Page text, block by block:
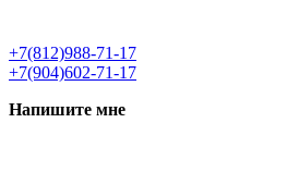
+7(812)988-71-17
+7(904)602-71-17
Напишите мне